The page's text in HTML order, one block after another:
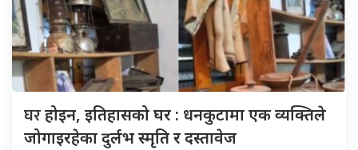
घरहोइन, इतिहासको घर : धनकुटामा एक व्यक्तिले
जोगाइरहेका दुर्लभ स्मृति र दस्तावेज